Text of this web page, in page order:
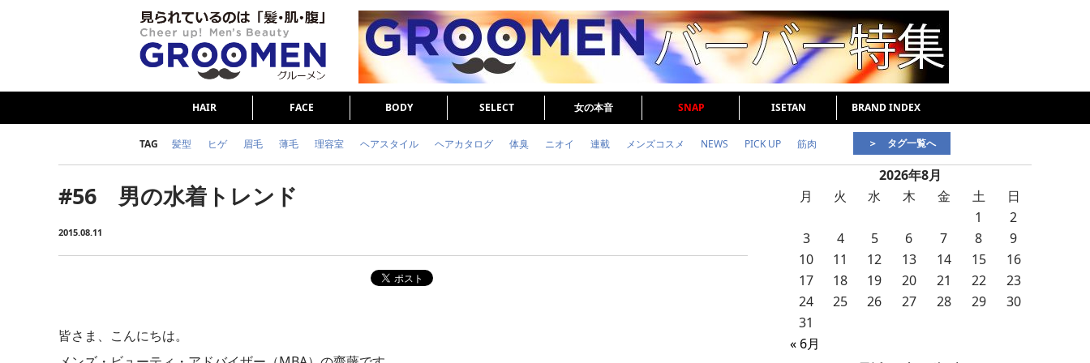
HAIR FACE BODY SELECT 女の本音 SNAP ISETAN BRAND INDEX
TAG 髪型 ヒゲ 眉毛 薄毛 理容室 ヘアスタイル ヘアカタログ 体臭 ニオイ 連載 メンズコスメ NEWS PICK UP 筋肉
女の本音 テストステロン
＞ タグ一覧へ
#56 男の水着トレンド
2015.08.11
皆さま、こんにちは。
2026年8月
月
火 水 木 金 土 日
« 6月
1
2
3
4 5 6 7 8
9
10
11 12 13 14 15
16
17
18 19 20 21 22
23
24
25 26 27 28 29
30
31